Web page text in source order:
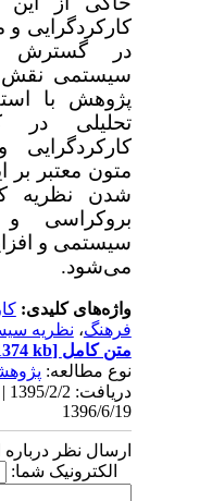
کارکردگرایی و
در گسترش
سیستمی نقش
پژوهش با
تحلیلی در
کارکردگرایی
متون معتبر بر
شدن نظریه
بروکراسی
سیستمی و
می‌شود.
واژه‌های کلیدی:
فرهنگ،نظریه
متن کامل[PDF 1374 kb]
نوع مطالعه:
1396/6/19
ارسال نظر درباره
الکترونیک شما: